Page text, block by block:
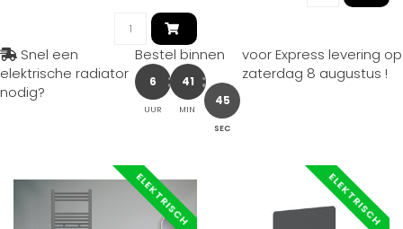
Snel een
elektrische radiator
nodig?
Bestel binnen
6
UUR
41
MIN
43
SEC
voor Express levering op
zaterdag 8 augustus !
ELEKTRISCH ELEKTRISCH